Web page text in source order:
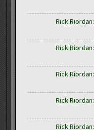
Rick Riordan:
Rick Riordan:
Rick Riordan:
Rick Riordan:
Rick Riordan: